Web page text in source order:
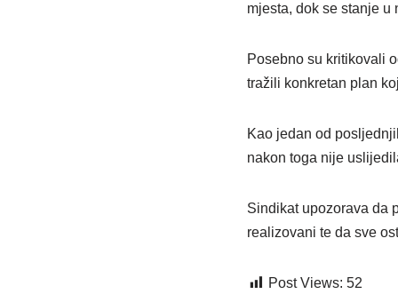
mjesta, dok se stanje
Posebno su kritikovali
tražili konkretan plan
Kao jedan od
nakon toga nije
Sindikat upozorava da
realizovani te da sve
Post Views: 52